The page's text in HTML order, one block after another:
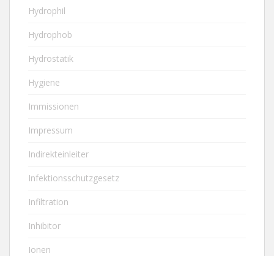
Hydrophil
Hydrophob
Hydrostatik
Hygiene
Immissionen
Impressum
Indirekteinleiter
Infektionsschutzgesetz
Infiltration
Inhibitor
Ionen